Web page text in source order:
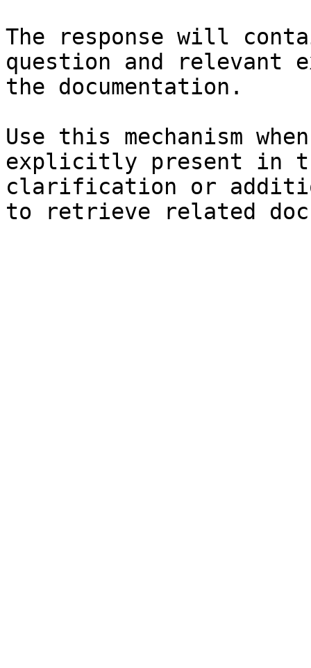
The response will
question and relevant
the documentation.
Use this mechanism
explicitly present in
clarification or